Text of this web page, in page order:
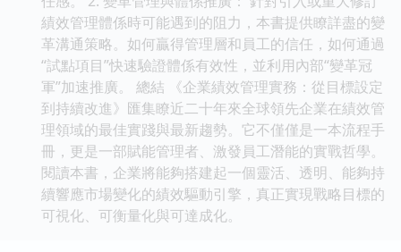
績效管理體係時可能遇到的阻力，本書提供瞭詳盡的變
革溝通策略。如何贏得管理層和員工的信任，如何通過
“試點項目”快速驗證體係有效性，並利用內部“變革冠
軍”加速推廣。 總結 《企業績效管理實務：從目標設定
到持續改進》匯集瞭近二十年來全球領先企業在績效管
理領域的最佳實踐與最新趨勢。它不僅僅是一本流程手
冊，更是一部賦能管理者、激發員工潛能的實戰哲學。
閱讀本書，企業將能夠搭建起一個靈活、透明、能夠持
續響應市場變化的績效驅動引擎，真正實現戰略目標的
可視化、可衡量化與可達成化。